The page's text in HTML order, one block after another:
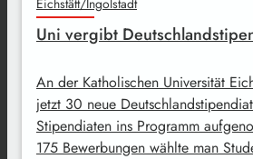
Eichstätt/Ingolstadt
Uni vergibt
An der Katholischen Universität
jetzt 30 neue
Stipendiaten ins Programm
175 Bewerbungen wählte man